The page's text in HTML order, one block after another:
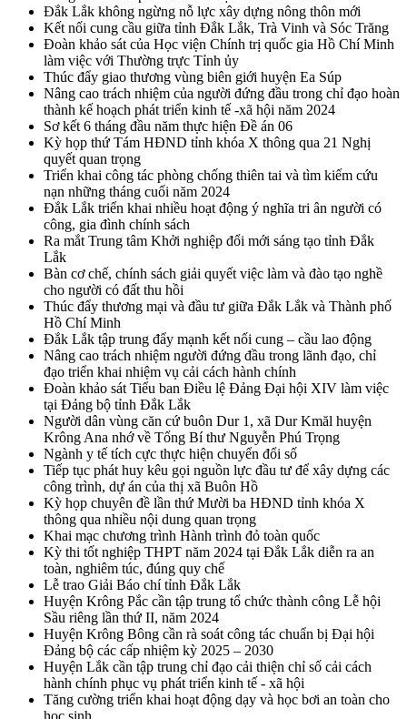
Đắk Lắk không ngừng nỗ lực xây dựng nông thôn mới
Kết nối cung cầu giữa tỉnh Đắk Lắk, Trà Vinh và Sóc Trăng
Đoàn khảo sát của Học viện Chính trị quốc gia Hồ Chí Minh
làm việc với Thường trực Tỉnh ủy
Thúc đẩy giao thương vùng biên giới huyện Ea Súp
Nâng cao trách nhiệm của người đứng đầu trong chỉ đạo hoàn
thành kế hoạch phát triển kinh tế -xã hội năm 2024
Sơ kết 6 tháng đầu năm thực hiện Đề án 06
Kỳ họp thứ Tám HĐND tỉnh khóa X thông qua 21 Nghị
quyết quan trọng
Triển khai công tác phòng chống thiên tai và tìm kiếm cứu
nạn những tháng cuối năm 2024
Đắk Lắk triển khai nhiều hoạt động ý nghĩa tri ân người có
công, gia đình chính sách
Ra mắt Trung tâm Khởi nghiệp đổi mới sáng tạo tỉnh Đắk
Lắk
Bàn cơ chế, chính sách giải quyết việc làm và đào tạo nghề
cho người có đất thu hồi
Thúc đẩy thương mại và đầu tư giữa Đắk Lắk và Thành phố
Hồ Chí Minh
Đắk Lắk tập trung đẩy mạnh kết nối cung – cầu lao động
Nâng cao trách nhiệm người đứng đầu trong lãnh đạo, chỉ
đạo triển khai nhiệm vụ cải cách hành chính
Đoàn khảo sát Tiểu ban Điều lệ Đảng Đại hội XIV làm việc
tại Đảng bộ tỉnh Đắk Lắk
Người dân vùng căn cứ buôn Dur 1, xã Dur Kmăl huyện
Krông Ana nhớ về Tổng Bí thư Nguyễn Phú Trọng
Ngành y tế tích cực thực hiện chuyển đổi số
Tiếp tục phát huy kêu gọi nguồn lực đầu tư để xây dựng các
công trình, dự án của thị xã Buôn Hồ
Kỳ họp chuyên đề lần thứ Mười ba HĐND tỉnh khóa X
thông qua nhiều nội dung quan trọng
Khai mạc chương trình Hành trình đỏ toàn quốc
Kỳ thi tốt nghiệp THPT năm 2024 tại Đắk Lắk diễn ra an
toàn, nghiêm túc, đúng quy chế
Lễ trao Giải Báo chí tỉnh Đắk Lắk
Huyện Krông Pắc cần tập trung tổ chức thành công Lễ hội
Sầu riêng lần thứ II, năm 2024
Huyện Krông Bông cần rà soát công tác chuẩn bị Đại hội
Đảng bộ các cấp nhiệm kỳ 2025 – 2030
Huyện Lắk cần tập trung chỉ đạo cải thiện chỉ số cải cách
hành chính phục vụ phát triển kinh tế - xã hội
Tăng cường triển khai hoạt động dạy và học bơi an toàn cho